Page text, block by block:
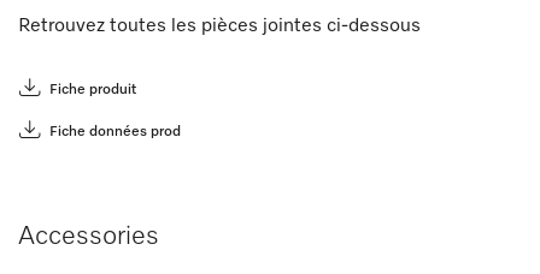
Retrouvez toutes les pièces jointes ci-dessous
Fiche produit
Fiche données prod
Accessories